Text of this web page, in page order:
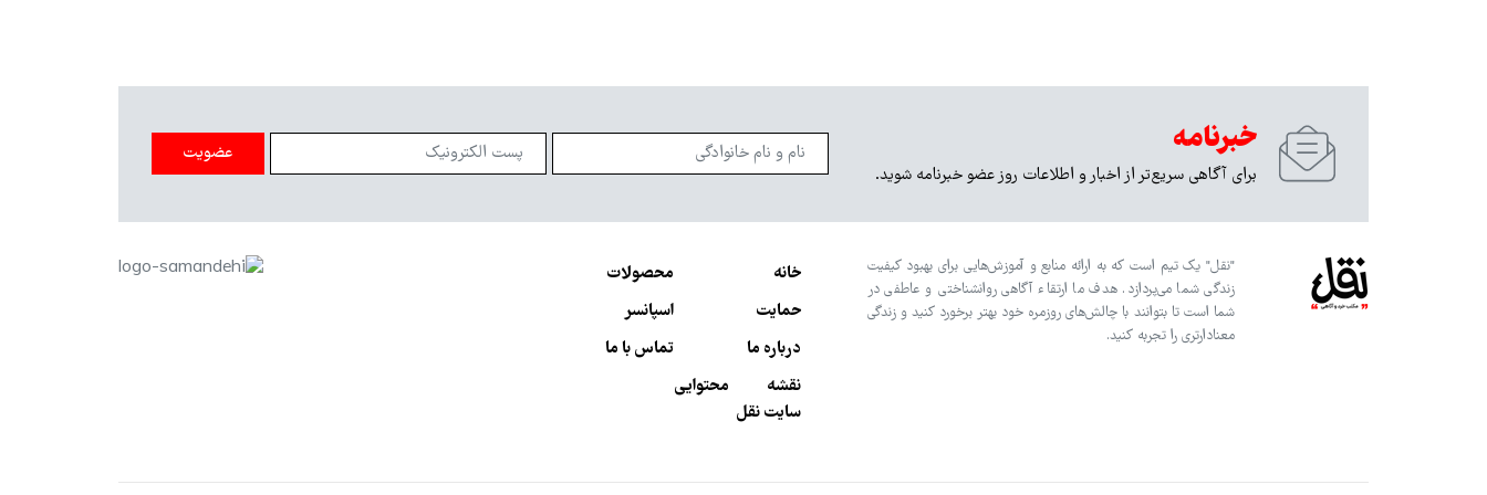
خبرنامه
برای آگاهی سریع‌تر از اخبار و اطلاعات روز عضو خبرنامه شوید.
عضویت
"نقل" یک تیم است که به ارائه منابع و آموزش‌هایی برای بهبود کیفیت
زندگی شما می‌پردازد. هدف ما ارتقاء آگاهی روانشناختی و عاطفی در
شما است تا بتوانند با چالش‌های روزمره خود بهتر برخورد کنید و زندگی
معنادارتری را تجربه کنید.
خانه
محصولات
حمایت
اسپانسر
درباره ما
تماس با ما
نقشه محتوایی
سایت نقل